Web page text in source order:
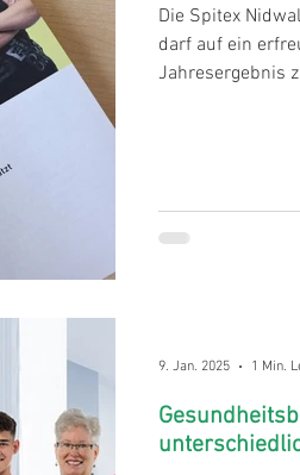
Die Spitex
darf auf ein
Jahresergebnis
9. Jan. 2025 1 Min.